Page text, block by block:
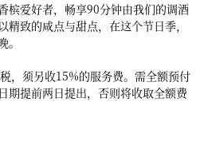
槟爱好者，畅享90分钟由我们的调酒
致的咸点与甜点，在这个节日季，
，须另收15%的服务费。需全额预付
期提前两日提出，否则将收取全额费